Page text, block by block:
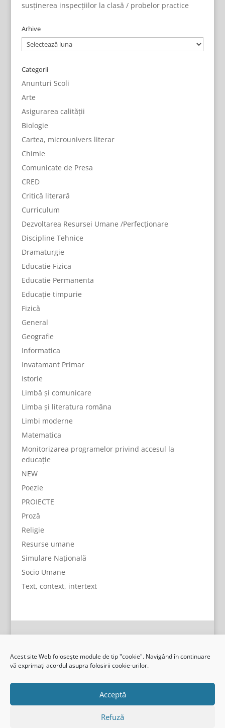
Acest site Web folosește module de tip "cookie". Navigând în continuare
vă exprimați acordul asupra folosirii cookie-urilor.
Acceptă
Refuză
susținerea inspecțiilor la clasă / probelor practice
Arhive
Arhive
Categorii
Anunturi Scoli
Arte
Asigurarea calității
Biologie
Cartea, microunivers literar
Chimie
Comunicate de Presa
CRED
Critică literară
Curriculum
Dezvoltarea Resursei Umane /Perfecționare
Discipline Tehnice
Dramaturgie
Educatie Fizica
Educatie Permanenta
Educație timpurie
Fizică
General
Geografie
Informatica
Invatamant Primar
Istorie
Limbă și comunicare
Limba și literatura româna
Limbi moderne
Matematica
Monitorizarea programelor privind accesul la
educație
NEW
Poezie
PROIECTE
Proză
Religie
Resurse umane
Simulare Națională
Socio Umane
Text, context, intertext